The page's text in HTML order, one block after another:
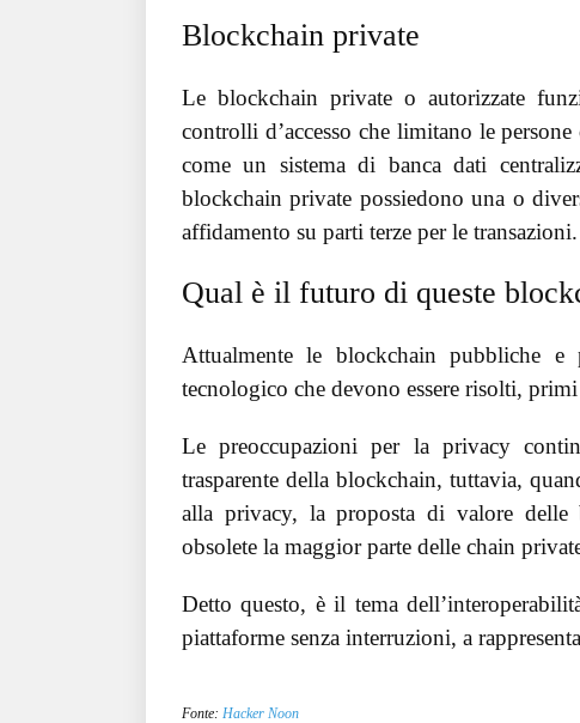
Blockchain private
Le blockchain private o autorizzate
controlli d’accesso che limitano le
come un sistema di banca dati
blockchain private possiedono una o
affidamento su parti terze per le
Qual è il futuro di queste
Attualmente le blockchain pubbliche e
tecnologico che devono essere risolti,
Le preoccupazioni per la privacy
trasparente della blockchain, tuttavia,
alla privacy, la proposta di valore delle
obsolete la maggior parte delle chain
Detto questo, è il tema
piattaforme senza interruzioni, a
Fonte: Hacker Noon